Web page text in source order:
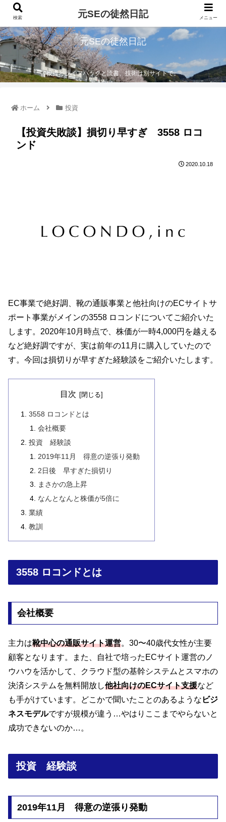
元SEの徒然日記
投資とライフハックと読書。技術は別サイトで。
ホーム 投資
【投資失敗談】損切り早すぎ 3558 ロコ
ンド
2020.10.18
EC事業で絶好調、靴の通販事業と他社向けのECサイトサ
ポート事業がメインの3558 ロコンドについてご紹介いた
します。2020年10月時点で、株価が一時4,000円を越える
など絶好調ですが、実は前年の11月に購入していたので
す。今回は損切りが早すぎた経験談をご紹介いたします。
目次
3558 ロコンドとは
会社概要
投資 経験談
2019年11月 得意の逆張り発動
2日後 早すぎた損切り
まさかの急上昇
なんとなんと株価が5倍に
業績
教訓
3558 ロコンドとは
会社概要
主力は靴中心の通販サイト運営。30〜40歳代女性が主要
顧客となります。また、自社で培ったECサイト運営のノ
ウハウを活かして、クラウド型の基幹システムとスマホの
決済システムを無料開放し他社向けのECサイト支援など
も手がけています。どこかで聞いたことのあるような ビジ
ネスモデルですが規模が違う…やはりここまでやらないと
成功できないのか…。
投資 経験談
2019年11月 得意の逆張り発動
検索 元SEの徒然日記 メニュー